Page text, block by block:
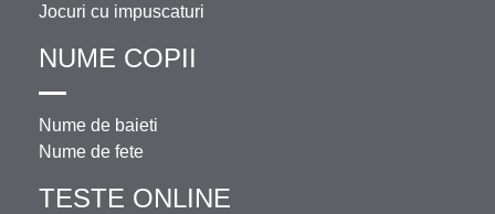
Jocuri cu impuscaturi
NUME COPII
Nume de baieti
Nume de fete
TESTE ONLINE